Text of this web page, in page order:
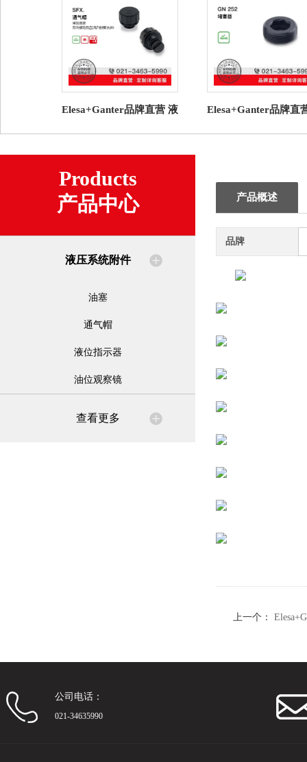
Elesa+Ganter品牌直营 液
科技聚合体（2）
Elesa+Ganter品牌直
器
Products
产品中心
液压系统附件
油塞
通气帽
液位指示器
油位观察镜
查看更多
产品概述
品牌
上一个：
公司电话：
021-34635990